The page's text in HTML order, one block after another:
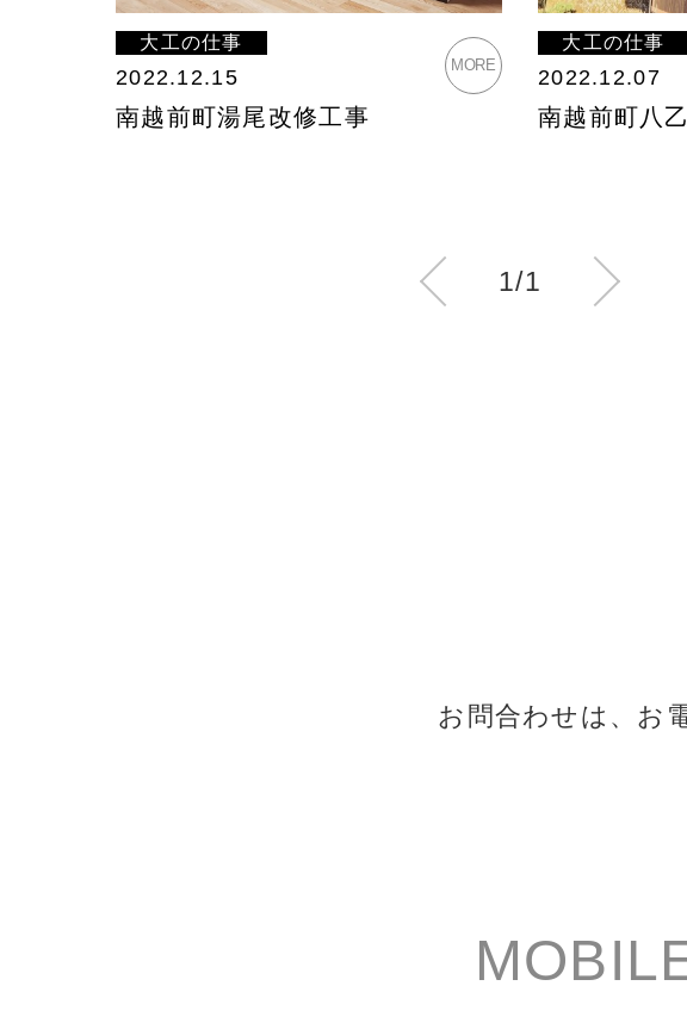
大工の仕事
2022.12.15
南越前町湯尾改修工事
MORE
大工の仕事
2022.12.07
南越前町八
1/1
お問合わせは、お